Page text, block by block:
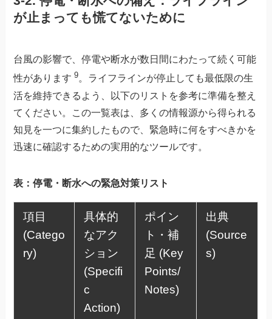
が止まっても慌てないために
台風の影響で、停電や断水が数日間にわたって続く可能
性があります 9。ライフラインが停止しても最低限の生
活を維持できるよう、以下のリストを参考に準備を整え
てください。この一覧表は、多くの情報源から得られる
知見を一つに集約したもので、緊急時に何をすべきかを
迅速に確認するための実用的なツールです。
表：停電・断水への緊急対策リスト
項目
(Catego
ry)
具体的
なアク
ション
(Specifi
c
Action)
ポイン
ト・補
足 (Key
Points/
Notes)
出典
(Source
s)